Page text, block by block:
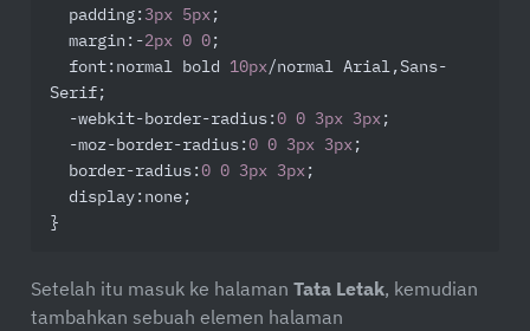
padding : 3px 5px ;
margin :-2px 0 0 ;
font :normal bold 10px /normal Arial,Sans-
Serif;
-webkit-border-radius :0 0 3px 3px ;
-moz-border-radius :0 0 3px 3px ;
border-radius :0 0 3px 3px ;
display :none;
}
Setelah itu masuk ke halaman Tata Letak, kemudian
tambahkan sebuah elemen halaman